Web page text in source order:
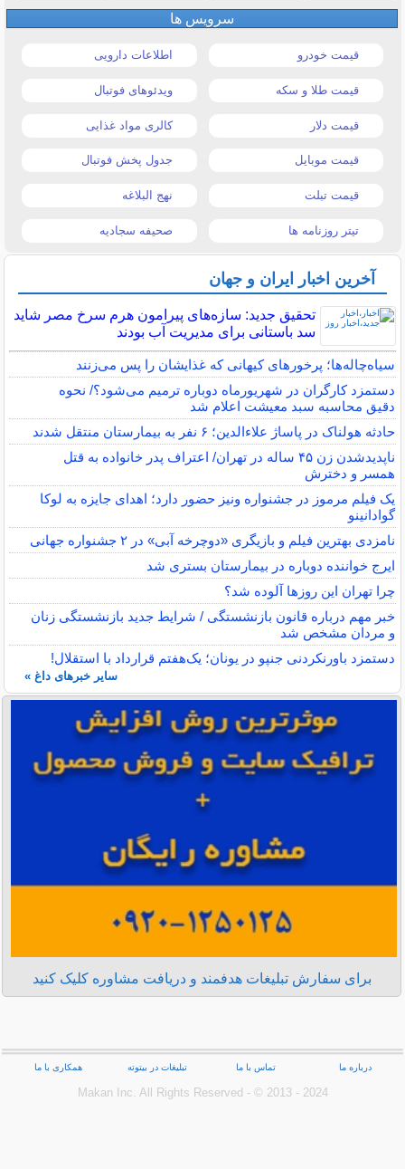
سرویس ها
قیمت خودرو اطلاعات دارویی
قیمت طلا و سکه ویدئوهای فوتبال
قیمت دلار کالری مواد غذایی
قیمت موبایل جدول پخش فوتبال
قیمت تبلت نهج البلاغه
تیتر روزنامه ها صحیفه سجادیه
آخرین اخبار ایران و جهان
تحقیق جدید: سازه‌های پیرامون هرم سرخ مصر شاید
سد باستانی برای مدیریت آب بودند
پرخورهای کیهانی که غذایشان را پس می‌زنند
کارگران در شهریورماه دوباره ترمیم می‌شود؟/ نحوه
محاسبه سبد معیشت اعلام شد
در پاساژ علاءالدین؛ ۶ نفر به بیمارستان منتقل شدند
ناپدیدشدن زن ۴۵ ساله در تهران/ اعتراف پدر خانواده به قتل
و دخترش
مرموز در جشنواره ونیز حضور دارد؛ اهدای جایزه به لوکا
بهترین فیلم و بازیگری «دوچرخه آبی» در ۲ جشنواره جهانی
خواننده دوباره در بیمارستان بستری شد
تهران این روزها آلوده شد؟
مهم درباره قانون بازنشستگی / شرایط جدید بازنشستگی زنان
مشخص شد
باورنکردنی جنپو در یونان؛ یک‌هفتم قرارداد با استقلال!
سایر خبرهای داغ »
برای سفارش تبلیغات هدفمند و دریافت مشاوره کلیک کنید
درباره ما تماس با ما تبلیغات در بیتوته همکاری با ما
Makan Inc.‎ All Rights Reserved - © 2013 - 2024